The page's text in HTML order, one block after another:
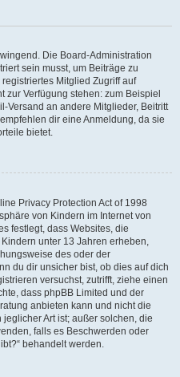
Die Board-Administration
sein musst, um Beiträge zu
Mitglied Zugriff auf
zur Verfügung stehen: zum Beispiel
Versand an andere Mitglieder, Beitritt
dir eine Anmeldung, da sie
bietet.
Privacy Protection Act of 1998
von Kindern im Internet von
festlegt, dass Websites, die
unter 13 Jahren erheben,
des oder der
du dir unsicher bist, ob dies auf dich
versuchst, zutrifft, ziehe einen
dass phpBB Limited und der
anbieten kann und nicht die
Art ist; außer solchen, die
falls es Beschwerden oder
behandelt werden.